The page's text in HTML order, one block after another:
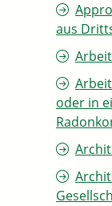
aus
oder in